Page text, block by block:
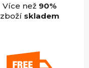
Více než 90%
zboží skladem